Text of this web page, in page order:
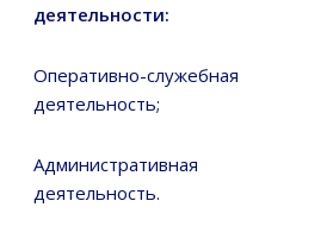
деятельности:
Оперативно-служебная
деятельность;
Административная
деятельность.